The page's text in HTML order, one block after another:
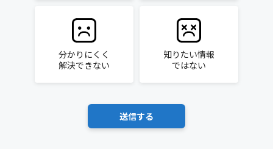
分かりにくく
解決できない
知りたい情報
ではない